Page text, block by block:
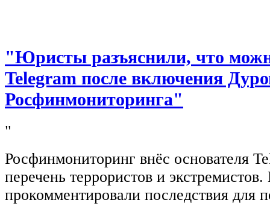
"Юристы разъяснили, что
Telegram после включения
Росфинмониторинга"
"
Росфинмониторинг внёс основателя
перечень террористов и
прокомментировали последствия для